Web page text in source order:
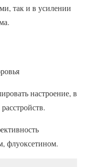
так и в усилении
настроение, в
флуоксетином.